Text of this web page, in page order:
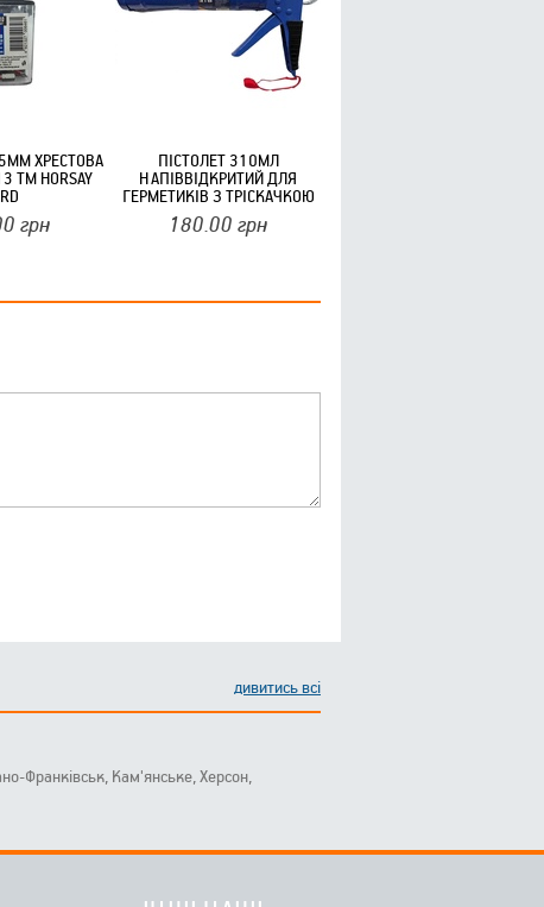
ХРЕСТОВА
ТМ HORSAY
грн
ПІСТОЛЕТ 310МЛ
НАПІВВІДКРИТИЙ ДЛЯ
ГЕРМЕТИКІВ З ТРІСКАЧКОЮ
ТМRTB
180.00 грн
дивитись всі
Франківськ, Кам'янське, Херсон,